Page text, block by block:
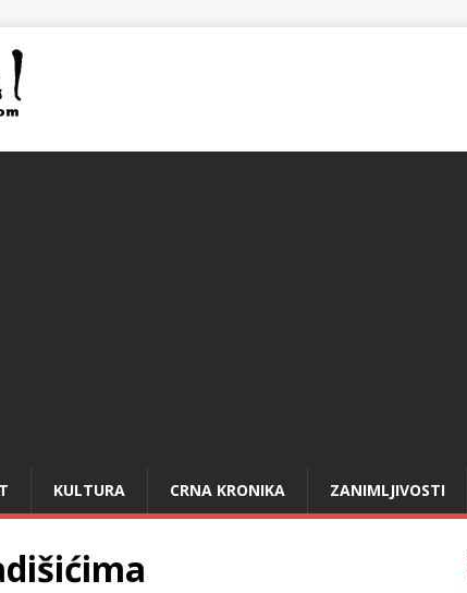
KULTURA CRNA KRONIKA ZANIMLJIVOSTI